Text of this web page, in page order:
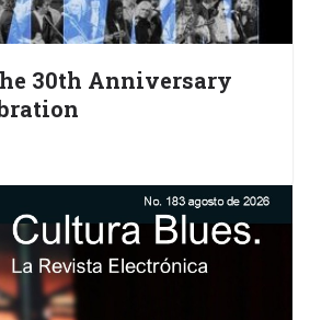
30th Anniversary